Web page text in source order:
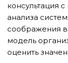
консультация
анализа
соображения
модель
оценить